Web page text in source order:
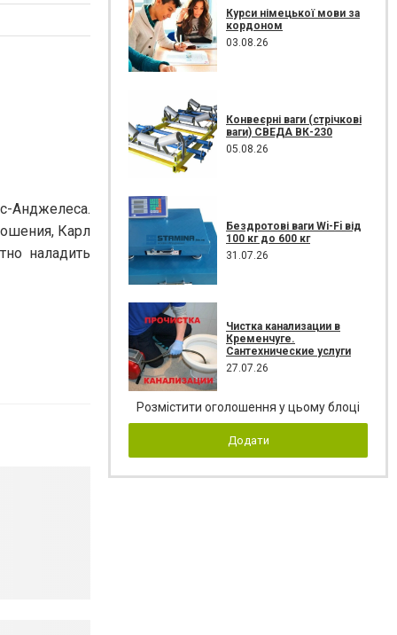
Анджелеса.
Карл
наладить
Курси німецької мови за
кордоном
03.08.26
Конвеєрні ваги (стрічкові
ваги) СВЕДА ВК-230
05.08.26
Бездротові ваги Wi-Fi від
100 кг до 600 кг
31.07.26
Чистка канализации в
Кременчуге.
Сантехнические услуги
27.07.26
Розмістити оголошення у цьому блоці
Додати